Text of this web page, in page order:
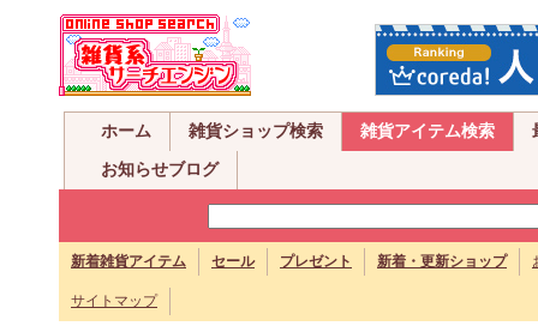
ホーム 雑貨ショップ検索 雑貨アイテム検索
お知らせブログ
新着雑貨アイテム セール プレゼント 新着・更新ショップ
サイトマップ